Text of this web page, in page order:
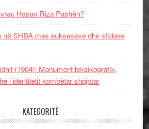
Hasan Riza Pashën?
në SHBA mes sukseseve dhe sfidave
(1904): Monument leksikografik,
i identitetit kombëtar shqiptar
KATEGORITË